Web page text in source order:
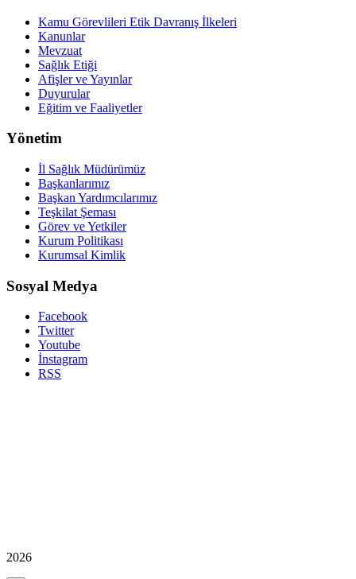
Kamu Görevlileri Etik Davranış İlkeleri
Kanunlar
Mevzuat
Sağlık Etiği
Afişler ve Yayınlar
Duyurular
Eğitim ve Faaliyetler
Yönetim
İl Sağlık Müdürümüz
Başkanlarımız
Başkan Yardımcılarımız
Teşkilat Şeması
Görev ve Yetkiler
Kurum Politikası
Kurumsal Kimlik
Sosyal Medya
Facebook
Twitter
Youtube
İnstagram
RSS
2026